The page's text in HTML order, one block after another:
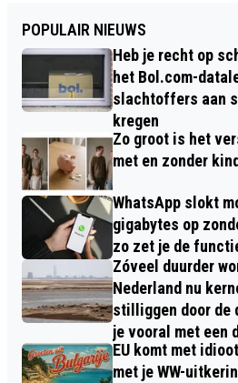
POPULAIR NIEUWS
Heb je recht op
het Bol.com-
slachtoffers aan
kregen
Zo groot is het
met en zonder
WhatsApp slokt
gigabytes op
zo zet je de
Zóveel duurder
Nederland nu
stilliggen door de
je vooral met een
EU komt met
met je WW-